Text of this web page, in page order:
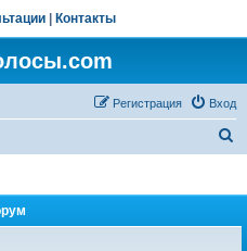
Контакты
Вход
Регистрация